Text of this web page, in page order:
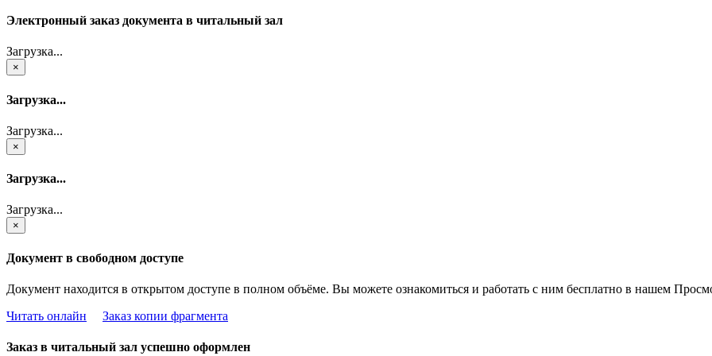
Электронный заказ документа в читальный зал
Загрузка...
×
Загрузка...
Загрузка...
×
Загрузка...
Загрузка...
×
Документ в свободном доступе
Документ находится в открытом доступе в полном объёме. Вы можете ознакомиться и работать с ним бесплатно в нашем
Читать онлайн
Заказ копии фрагмента
Заказ в читальный зал успешно оформлен